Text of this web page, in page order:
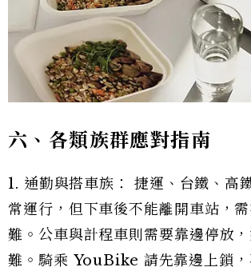
六、各類族群應對指南
1. 通勤與搭車族： 捷運、台鐵、高
常運行，但下車後不能離開車站，
難。公車與計程車則需要靠邊停放
難。騎乘 YouBike 請先靠邊上鎖，